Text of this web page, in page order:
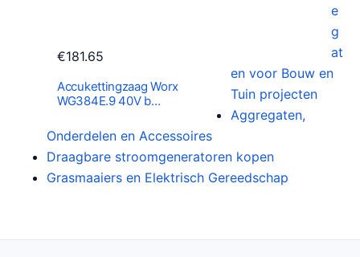
i
j
s
a
s
:
.
7
€181.65
Accukettingzaag Worx
WG384E.9 40V b…
e
g
at
en voor Bouw en
Tuin projecten
Aggregaten,
Onderdelen en Accessoires
Draagbare stroomgeneratoren kopen
Grasmaaiers en Elektrisch Gereedschap